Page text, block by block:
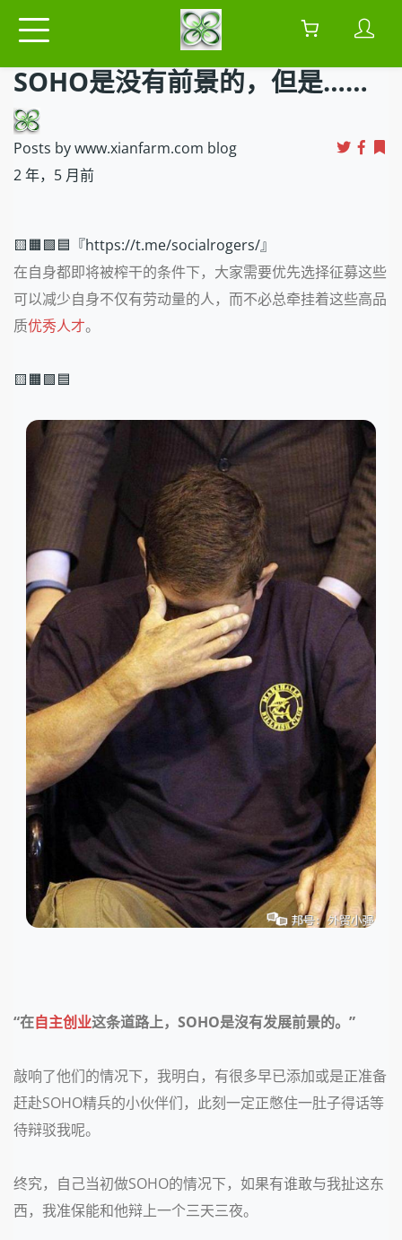
SOHO是没有前景的，但是……
Posts by www.xianfarm.com blog
2 年，5 月前
🟨🟧🟩🟦『https://t.me/socialrogers/』
在自身都即将被榨干的条件下，大家需要优先选择征募这些
可以减少自身不仅有劳动量的人，而不必总牵挂着这些高品
质优秀人才。
🟨🟧🟩🟦
“在自主创业这条道路上，SOHO是沒有发展前景的。”
敲响了他们的情况下，我明白，有很多早已添加或是正准备
赶赴SOHO精兵的小伙伴们，此刻一定正憋住一肚子得话等
待辩驳我呢。
终究，自己当初做SOHO的情况下，如果有谁敢与我扯这东
西，我准保能和他辩上一个三天三夜。